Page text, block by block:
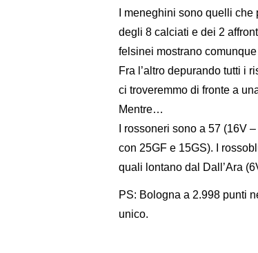
I meneghini sono quelli
degli 8 calciati e dei 2
felsinei mostrano
Fra l’altro depurando tutti i
ci troveremmo di fronte a
Mentre…
I rossoneri sono a 57 (16V
con 25GF e 15GS). I
quali lontano dal Dall’Ara
PS: Bologna a 2.998 punti
unico.